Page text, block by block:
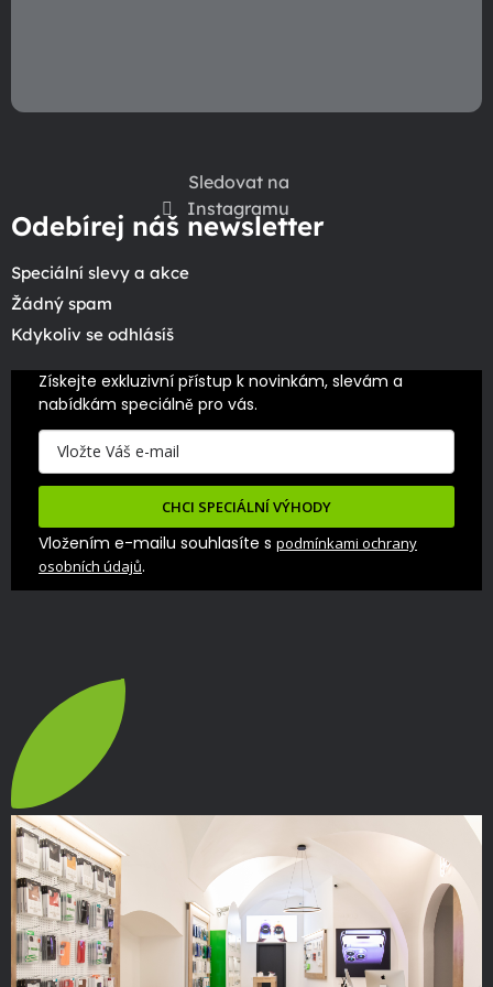
Sledovat na
Instagramu
Odebírej náš newsletter
Speciální slevy a akce
Žádný spam
Kdykoliv se odhlásíš
Získejte exkluzivní přístup k novinkám, slevám a
nabídkám speciálně pro vás.
CHCI SPECIÁLNÍ VÝHODY
Vložením e-mailu souhlasíte s podmínkami ochrany
osobních údajů.